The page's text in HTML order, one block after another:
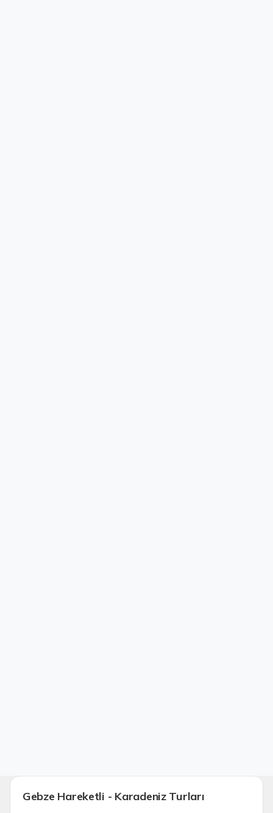
Gebze Hareketli - Karadeniz Turları